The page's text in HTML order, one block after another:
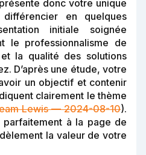
donc votre unique
en quelques
initiale soignée
le professionnalisme de
la qualité des solutions
D’après une étude, votre
un objectif et contenir
clairement le thème
Lewis — 2024-08-10).
parfaitement à la page de
la valeur de votre